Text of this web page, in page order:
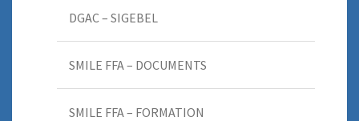
DGAC – SIGEBEL
SMILE FFA – DOCUMENTS
SMILE FFA – FORMATION